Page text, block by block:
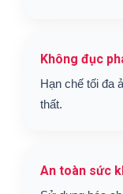
Không đục
Hạn chế tối đa
thất.
An toàn sức